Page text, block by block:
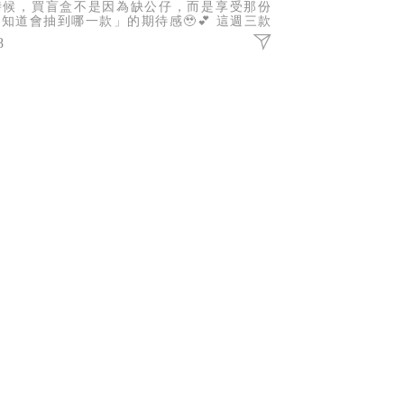
候，買盲盒不是因為缺公仔，而是享受那份
知道會抽到哪一款」的期待感🥹💕 這週三款
IP盲盒報到，不管你是哪一派，都有機會抽
命定收藏！